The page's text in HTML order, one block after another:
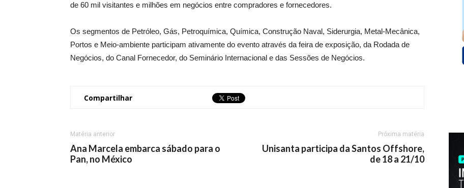
de 60 mil visitantes e milhões em negócios entre compradores e fornecedores.
Os segmentos de Petróleo, Gás, Petroquímica, Química, Construção Naval, Siderurgia, Metal-Mecânica,
Portos e Meio-ambiente participam ativamente do evento através da feira de exposição, da Rodada de
Negócios, do Canal Fornecedor, do Seminário Internacional e das Sessões de Negócios.
Compartilhar
Matéria anterior
Ana Marcela embarca sábado para o
Pan, no México
Próxima matéria
Unisanta participa da Santos Offshore,
de 18 a 21/10